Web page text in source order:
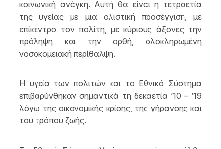
κοινωνική ανάγκη. Αυτή θα είναι η τετραετία
της υγείας με μια ολιστική προσέγγιση, με
επίκεντρο τον πολίτη, με κύριους άξονες την
πρόληψη και την ορθή, ολοκληρωμένη
νοσοκομειακή περίθαλψη.
Η υγεία των πολιτών και το Εθνικό Σύστημα
επιβαρύνθηκαν σημαντικά τη δεκαετία ’10 – ’19
λόγω της οικονομικής κρίσης, της γήρανσης και
του τρόπου ζωής.